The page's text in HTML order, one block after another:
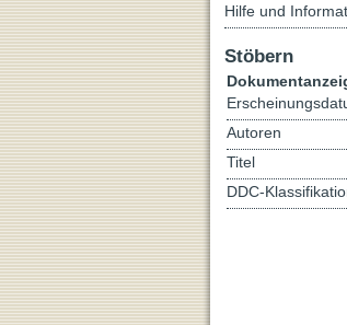
Hilfe und
Stöbern
Autoren
Titel
DDC-